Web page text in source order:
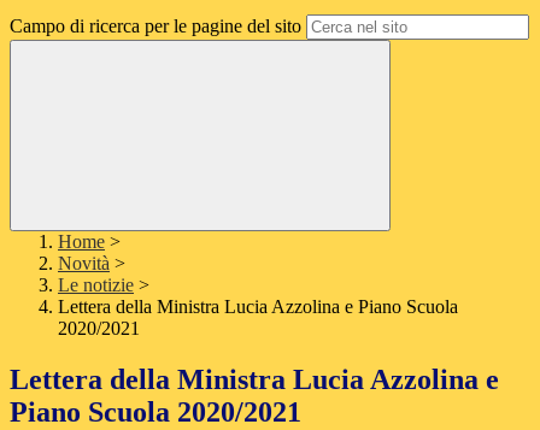
Campo di ricerca per le pagine del sito
Home >
Novità >
Le notizie >
Lettera della Ministra Lucia Azzolina e Piano Scuola
2020/2021
Lettera della Ministra Lucia Azzolina e
Piano Scuola 2020/2021